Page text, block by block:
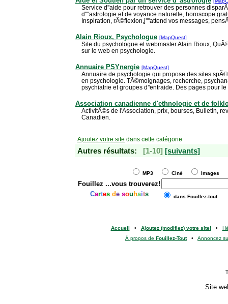
Service d''aide pour retrouver des personnes
d''''astrologie et de voyance naturelle, horoscope
Inspiration, rÃ©flexion,j''''attend vos messages,
Alain Rioux, Psychologue [MapQuest]
Site du psychologue et webmaster Alain Rioux,
sur le web en psychologie.
Annuaire PSYnergie [MapQuest]
Annuaire de psychologie qui propose des sites
en psychologie. TÃ©moignages, recherche,
psychiatrie et groupes d''entraide. Des pages pour le
Association canadienne d'ethnologie et de
ActivitÃ©s de l'Association, prix, bourses, Bulletin,
Canadien.
Ajoutez votre site dans cette catégorie
Autres résultats: [1-10] [suivants]
MP3 Ciné Images
Fouillez ...vous trouverez!
Cartes de sou haits dans Fouillez-tout
Accueil • Ajoutez (modifiez) votre site!•
À propos de Fouillez-Tout• Annoncez
Site